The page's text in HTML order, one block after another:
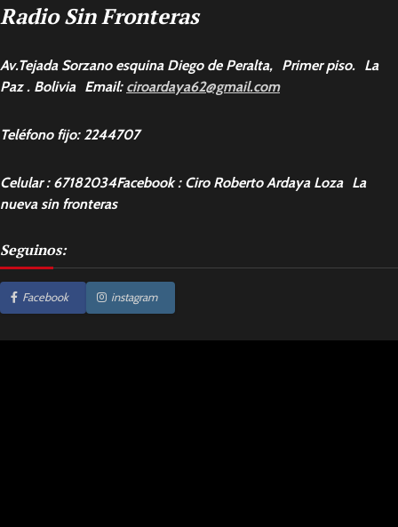
Radio Sin Fronteras
Av.Tejada Sorzano esquina Diego de Peralta, Primer piso. La
Paz . Bolivia Email: ciroardaya62@gmail.com
Teléfono fijo: 2244707
Celular : 67182034Facebook : Ciro Roberto Ardaya Loza La
nueva sin fronteras
Seguinos:
Facebook instagram